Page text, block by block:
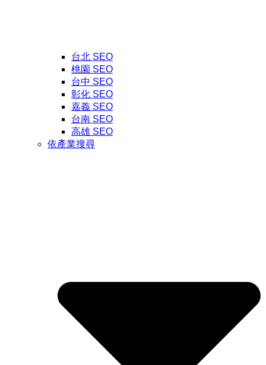
台北 SEO
桃園 SEO
台中 SEO
彰化 SEO
嘉義 SEO
台南 SEO
高雄 SEO
依產業搜尋